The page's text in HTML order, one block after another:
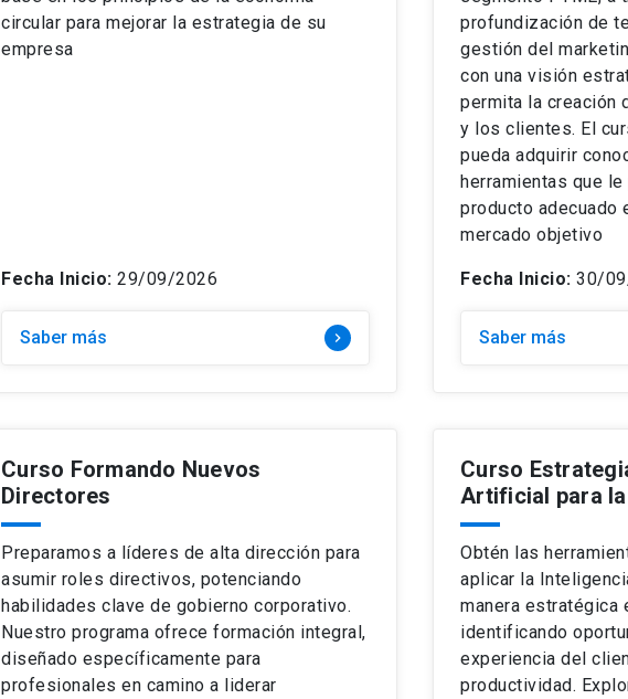
circular para mejorar la estrategia de su
empresa
Fecha Inicio: 29/09/2026
Saber más keyboard_arrow_right
profundización de
gestión del
con una visión
permita la creación
y los clientes. El
pueda adquirir
herramientas que
producto adecuado
mercado objetivo
Fecha Inicio: 30/
Saber más
Curso Formando Nuevos
Directores
Preparamos a líderes de alta dirección para
asumir roles directivos, potenciando
habilidades clave de gobierno corporativo.
Nuestro programa ofrece formación integral,
diseñado específicamente para
profesionales en camino a liderar
Curso
Artificial para
Obtén las
aplicar la
manera estratégica
identificando
experiencia del
productividad.